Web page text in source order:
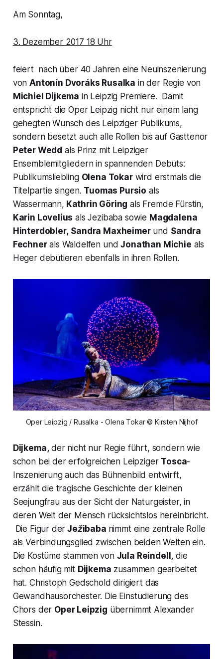
Am Sonntag,
3. Dezember 2017 18 Uhr
feiert nach über 40 Jahren eine Neuinszenierung
vonAntonín Dvoráks Rusalka in der Regie von
Michiel Dijkema in Leipzig Premiere. Damit
entspricht die Oper Leipzig nicht nur einem lang
gehegten Wunsch des Leipziger Publikums,
sondern besetzt auch alle Rollen bis auf Gasttenor
Peter Wedd als Prinz mit Leipziger
Ensemblemitgliedern in spannenden Debüts:
Publikumsliebling Olena Tokarwird erstmals die
Titelpartie singen. Tuomas Pursio als
Wassermann, Kathrin Göring als Fremde Fürstin,
Karin Lovelius als Jezibaba sowie Magdalena
Hinterdobler, Sandra Maxheimerund Sandra
Fechnerals Waldelfen undJonathan Michie als
Heger debütieren ebenfalls in ihren Rollen.
Oper Leipzig / Rusalka - Olena Tokar © Kirsten Nijhof
Dijkema,der nicht nur Regie führt, sondern wie
schon bei der erfolgreichen Leipziger Tosca-
Inszenierung auch das Bühnenbild entwirft,
erzählt die tragische Geschichte der kleinen
Seejungfrau aus der Sicht der Naturgeister, in
deren Welt der Mensch rücksichtslos hereinbricht.
Die Figur der Ježibaba nimmt eine zentrale Rolle
als Verbindungsglied zwischen beiden Welten ein.
Die Kostüme stammen von Jula Reindell, die
schon häufig mit Dijkema zusammen gearbeitet
hat. Christoph Gedschold dirigiert das
Gewandhausorchester. Die Einstudierung des
Chors der Oper Leipzig übernimmt Alexander
Stessin.